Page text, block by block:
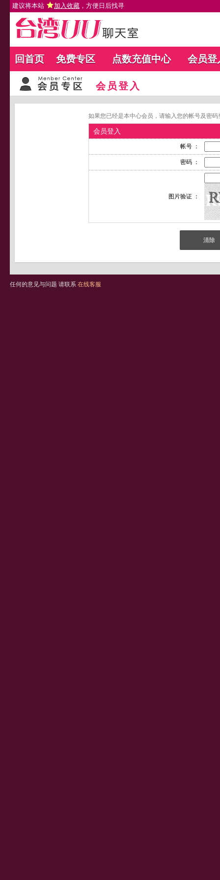
建议将本站 加入收藏 ，方便日后找寻
回首页 免费专区 点数充值中心 会员登
会员登入
如果您已经是本中心会员，请输入您的帐号及密
会员登入
帐号 ：
密码 ：
图片验证 ：
任何的意见与问题 请联系 在线客服